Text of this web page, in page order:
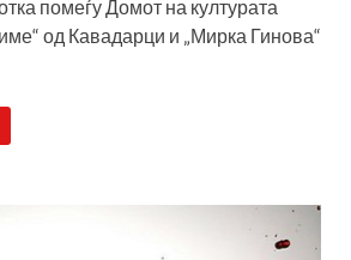
помеѓу Домот на културата
од Кавадарци и „Мирка Гинова“